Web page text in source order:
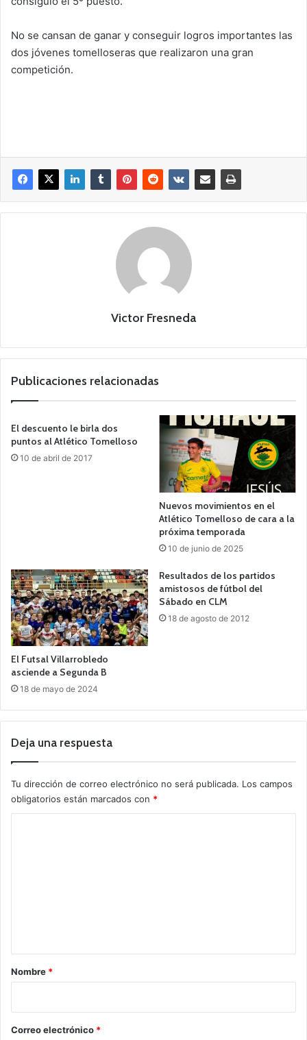
No se cansan de ganar y conseguir logros importantes las
dos jóvenes tomelloseras que realizaron una gran
competición.
Victor Fresneda
Publicaciones relacionadas
El descuento le birla dos
puntos al Atlético Tomelloso
10 de abril de 2017
Nuevos movimientos en el
Atlético Tomelloso de cara a la
próxima temporada
10 de junio de 2025
El Futsal Villarrobledo
asciende a Segunda B
18 de mayo de 2024
Resultados de los partidos
amistosos de fútbol del
Sábado en CLM
18 de agosto de 2012
Deja una respuesta
Tu dirección de correo electrónico no será publicada. Los campos
obligatorios están marcados con *
r
*
Nombre *
Correo electrónico *